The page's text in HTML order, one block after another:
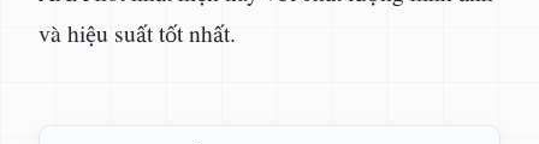
và hiệu suất tốt nhất.